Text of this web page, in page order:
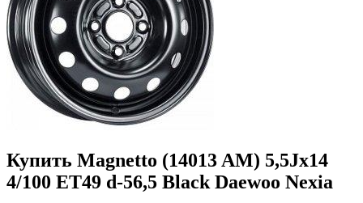
Купить Magnetto (14013 AM) 5,5Jx14
4/100 ET49 d-56,5 Black Daewoo Nexia